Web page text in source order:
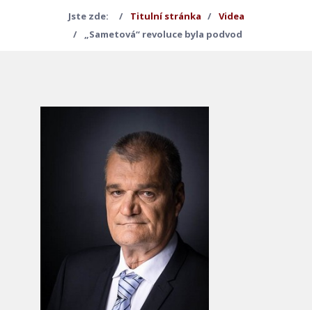
Jste zde: Titulní stránka
Videa
„Sametová“ revoluce byla podvod